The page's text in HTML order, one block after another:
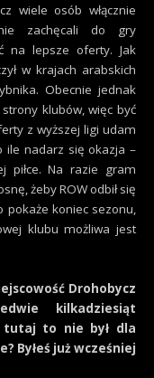
wiele osób włącznie
zachęcali do gry
na lepsze oferty. Jak
w krajach arabskich
Obecnie jednak
klubów, więc być
z wyższej ligi udam
ile nadarz się okazja –
piłce. Na razie gram
żeby ROW odbił się
pokaże koniec sezonu,
klubu możliwa jest
Drohobycz
kilkadziesiąt
tutaj to nie był dla
Byłeś już wcześniej